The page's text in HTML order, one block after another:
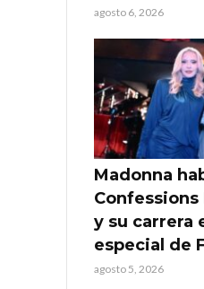
agosto 6, 2026
Madonna
Confessions
y su carrera
especial de
agosto 5, 2026